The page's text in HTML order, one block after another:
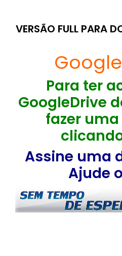
VERSÃO FULL PARA
Google
Para ter
GoogleDrive
fazer
Assine uma
Ajude